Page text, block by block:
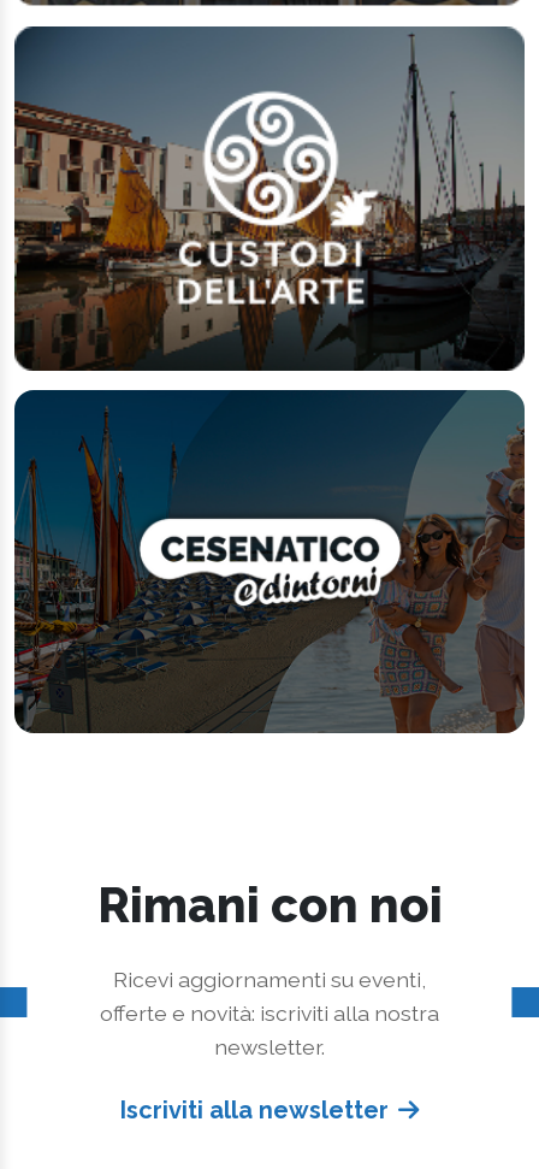
Rimani con noi
Ricevi aggiornamenti su eventi,
offerte e novità: iscriviti alla nostra
newsletter.
Iscriviti alla newsletter